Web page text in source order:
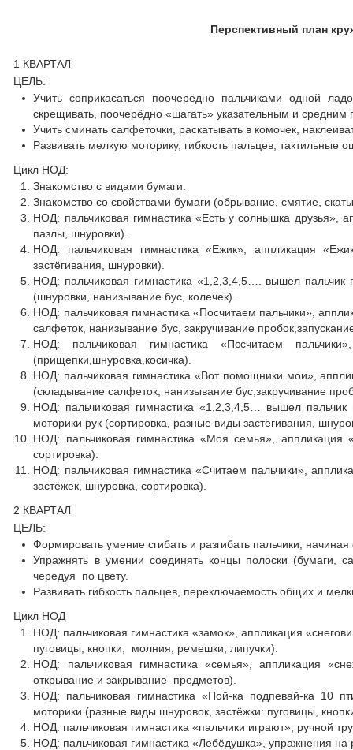
Перспективный план
1 КВАРТАЛ
ЦЕЛЬ:
Учить соприкасаться поочерёдно пальчиками одной
скрещивать, поочерёдно «шагать» указательным и
Учить сминать салфеточки, раскатывать в комочек,
Развивать мелкую моторику, гибкость пальцев, тактильные
Цикл НОД:
Знакомство с видами бумаги.
Знакомство со свойствами бумаги (обрывание, смятие,
НОД: пальчиковая гимнастика «Есть у солнышка друзья»,
пазлы, шнуровки).
НОД: пальчиковая гимнастика «Ежик», аппликация
застёгивания, шнуровки).
НОД: пальчиковая гимнастика «1,2,3,4,5…. вышел пальчик
(шнуровки, нанизывание бус, колечек).
НОД: пальчиковая гимнастика «Посчитаем пальчики»,
салфеток, нанизывание бус, закручивание
НОД: пальчиковая гимнастика «Посчитаем
(прищепки,шнуровка,косичка).
НОД: пальчиковая гимнастика «Вот помощники мои»,
(складывание салфеток, нанизывание бус,закручивание
НОД: пальчиковая гимнастика «1,2,3,4,5… вышел пальчик
моторики рук (сортировка, разные виды застёгивания,
НОД: пальчиковая гимнастика «Моя семья», аппликация
сортировка).
НОД: пальчиковая гимнастика «Считаем пальчики»,
застёжек, шнуровка, сортировка).
2 КВАРТАЛ
ЦЕЛЬ:
Формировать умение сгибать и разгибать пальчики,
Упражнять в умении соединять концы полоски (бумаги,
чередуя по цвету.
Развивать гибкость пальцев, переключаемость общих и
Цикл НОД
НОД: пальчиковая гимнастика «замок», аппликация
пуговицы, кнопки, молния, ремешки, липучки).
НОД: пальчиковая гимнастика «семья», аппликация
открывание и закрывание предметов).
НОД: пальчиковая гимнастика «Пой-ка подпевай-ка 10
моторики (разные виды шнуровок, застёжки: пуговицы,
НОД: пальчиковая гимнастика «пальчики играют», ручной
НОД: пальчиковая гимнастика «Лебёдушка», упражнения на